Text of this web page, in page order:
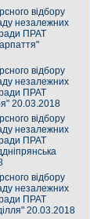
відбору
незалежних
ради ПРАТ
відбору
незалежних
ради ПРАТ
20.03.2018
відбору
незалежних
ради ПРАТ
відбору
незалежних
ради ПРАТ
20.03.2018